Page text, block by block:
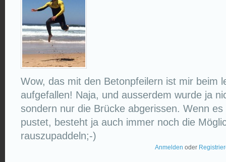
Wow, das mit den Betonpfeilern ist mir beim
aufgefallen! Naja, und ausserdem wurde ja
sondern nur die Brücke abgerissen. Wenn
pustet, besteht ja auch immer noch die
rauszupaddeln;-)
Anmelden oder